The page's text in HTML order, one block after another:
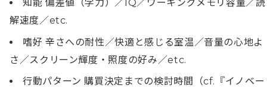
知能 偏差値（学力）／IQ／ワーキングメモリ容量／読
解速度／etc.
嗜好 辛さへの耐性／快適と感じる室温／音量の心地よ
さ／スクリーン輝度・照度の好み／etc.
行動パターン 購買決定までの検討時間（cf.『イノベー